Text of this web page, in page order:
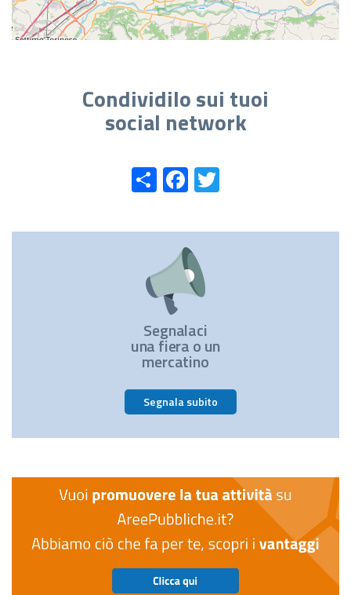
Condividilo sui tuoi
social network
ShareFacebook
Segnalaci
una fiera o un
mercatino
Segnala subito